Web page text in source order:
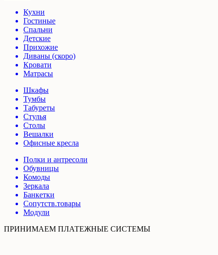
Кухни
Гостиные
Спальни
Детские
Прихожие
Диваны (скоро)
Кровати
Матрасы
Шкафы
Тумбы
Табуреты
Стулья
Столы
Вешалки
Офисные кресла
Полки и антресоли
Обувницы
Комоды
Зеркала
Банкетки
Сопутств.товары
Модули
ПРИНИМАЕМ ПЛАТЕЖНЫЕ СИСТЕМЫ